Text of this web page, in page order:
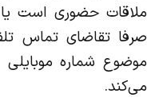
ملاقات حضوری است
صرفا تقاضای تماس
موضوع شماره
می‌کند.